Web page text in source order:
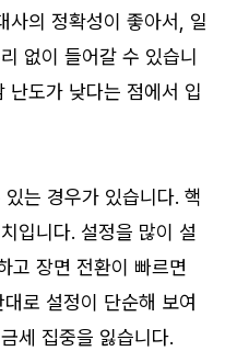
사의 정확성이 좋아서, 일
없이 들어갈 수 있습니
난도가 낮다는 점에서 입
는 경우가 있습니다. 핵
입니다. 설정을 많이 설
고 장면 전환이 빠르면
로 설정이 단순해 보여
세 집중을 잃습니다.